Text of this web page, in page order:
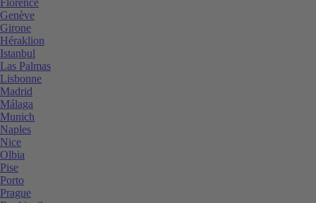
Genève
Girone
Héraklion
Istanbul
Las Palmas
Lisbonne
Madrid
Málaga
Munich
Naples
Nice
Olbia
Pise
Porto
Prague